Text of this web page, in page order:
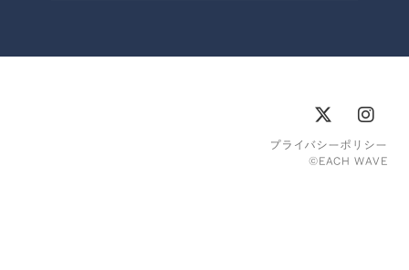
プライバシーポリシー
©︎EACH WAVE